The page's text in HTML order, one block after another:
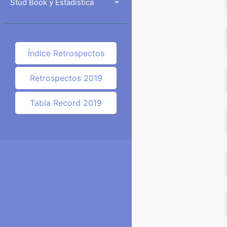
Stud Book y Estadística
Índice Retrospectos
Retrospectos 2019
Tabla Record 2019